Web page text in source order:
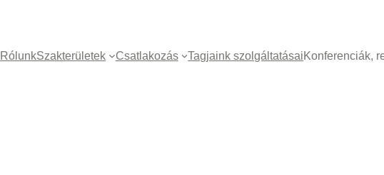
RólunkSzakterületek Csatlakozás Tagjaink szolgáltatásaiKonferenciák,